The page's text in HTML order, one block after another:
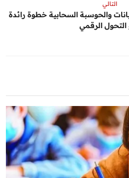
التالي
والحوسبة السحابية خطوة رائدة
التحول الرقمي